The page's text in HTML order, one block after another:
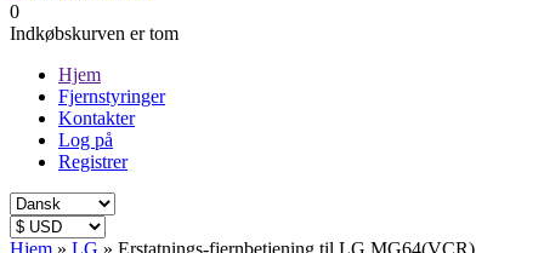
0
Indkøbskurven er tom
Hjem
Fjernstyringer
Kontakter
Log på
Registrer
Hjem » LG » Erstatnings-fjernbetjening til LG MG64(VCR)